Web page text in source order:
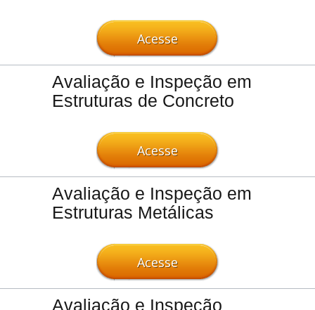
Acesse
Avaliação e Inspeção em
Estruturas de Concreto
Acesse
Avaliação e Inspeção em
Estruturas Metálicas
Acesse
Avaliação e Inspeção